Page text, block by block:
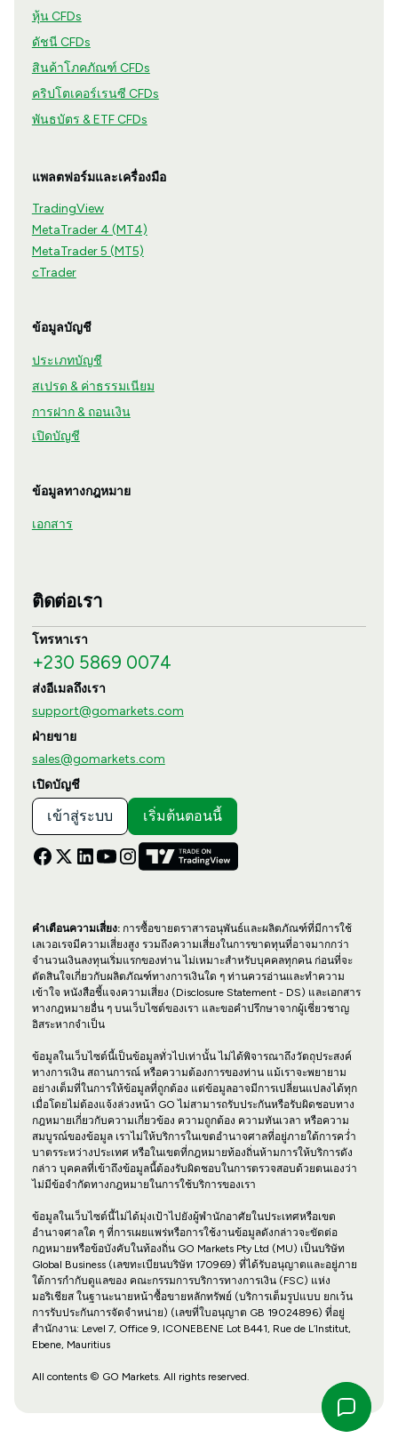
หุ้น CFDs
ดัชนี CFDs
สินค้าโภคภัณฑ์ CFDs
คริปโตเคอร์เรนซี CFDs
พันธบัตร & ETF CFDs
แพลตฟอร์มและเครื่องมือ
TradingView
MetaTrader 4 (MT4)
MetaTrader 5 (MT5)
cTrader
ข้อมูลบัญชี
ประเภทบัญชี
สเปรด & ค่าธรรมเนียม
การฝาก & ถอนเงิน
เปิดบัญชี
ข้อมูลทางกฎหมาย
เอกสาร
ติดต่อเรา
โทรหาเรา
+230 5869 0074
ส่งอีเมลถึงเรา
support@gomarkets.com
ฝ่ายขาย
sales@gomarkets.com
เปิดบัญชี
เข้าสู่ระบบ เริ่มต้นตอนนี้
คำเตือนความเสี่ยง:การซื้อขายตราสารอนุพันธ์และผลิตภัณฑ์ที่มีการใช้
เลเวอเรจมีความเสี่ยงสูง รวมถึงความเสี่ยงในการขาดทุนที่อาจมากกว่า
จำนวนเงินลงทุนเริ่มแรกของท่าน ไม่เหมาะสำหรับบุคคลทุกคน ก่อนที่จะ
ตัดสินใจเกี่ยวกับผลิตภัณฑ์ทางการเงินใด ๆ ท่านควรอ่านและทำความ
เข้าใจ หนังสือชี้แจงความเสี่ยง (Disclosure Statement - DS) และเอกสาร
ทางกฎหมายอื่น ๆ บนเว็บไซต์ของเรา และขอคำปรึกษาจากผู้เชี่ยวชาญ
อิสระหากจำเป็น
ข้อมูลในเว็บไซต์นี้เป็นข้อมูลทั่วไปเท่านั้น ไม่ได้พิจารณาถึงวัตถุประสงค์
ทางการเงิน สถานการณ์ หรือความต้องการของท่าน แม้เราจะพยายาม
อย่างเต็มที่ในการให้ข้อมูลที่ถูกต้อง แต่ข้อมูลอาจมีการเปลี่ยนแปลงได้ทุก
เมื่อโดยไม่ต้องแจ้งล่วงหน้า GO ไม่สามารถรับประกันหรือรับผิดชอบทาง
กฎหมายเกี่ยวกับความเกี่ยวข้อง ความถูกต้อง ความทันเวลา หรือความ
สมบูรณ์ของข้อมูล เราไม่ให้บริการในเขตอำนาจศาลที่อยู่ภายใต้การคว่ำ
บาตรระหว่างประเทศ หรือในเขตที่กฎหมายท้องถิ่นห้ามการให้บริการดัง
กล่าว บุคคลที่เข้าถึงข้อมูลนี้ต้องรับผิดชอบในการตรวจสอบด้วยตนเองว่า
ไม่มีข้อจำกัดทางกฎหมายในการใช้บริการของเรา
ข้อมูลในเว็บไซต์นี้ไม่ได้มุ่งเป้าไปยังผู้พำนักอาศัยในประเทศหรือเขต
อำนาจศาลใด ๆ ที่การเผยแพร่หรือการใช้งานข้อมูลดังกล่าวจะขัดต่อ
กฎหมายหรือข้อบังคับในท้องถิ่น GO Markets Pty Ltd (MU) เป็นบริษัท
Global Business (เลขทะเบียนบริษัท 170969) ที่ได้รับอนุญาตและอยู่ภาย
ใต้การกำกับดูแลของ คณะกรรมการบริการทางการเงิน (FSC) แห่ง
มอริเชียส ในฐานะนายหน้าซื้อขายหลักทรัพย์ (บริการเต็มรูปแบบ ยกเว้น
การรับประกันการจัดจำหน่าย) (เลขที่ใบอนุญาต GB 19024896) ที่อยู่
สำนักงาน: Level 7, Office 9, ICONEBENE Lot B441, Rue de L’Institut,
Ebene, Mauritius
All contents © GO Markets. All rights reserved.